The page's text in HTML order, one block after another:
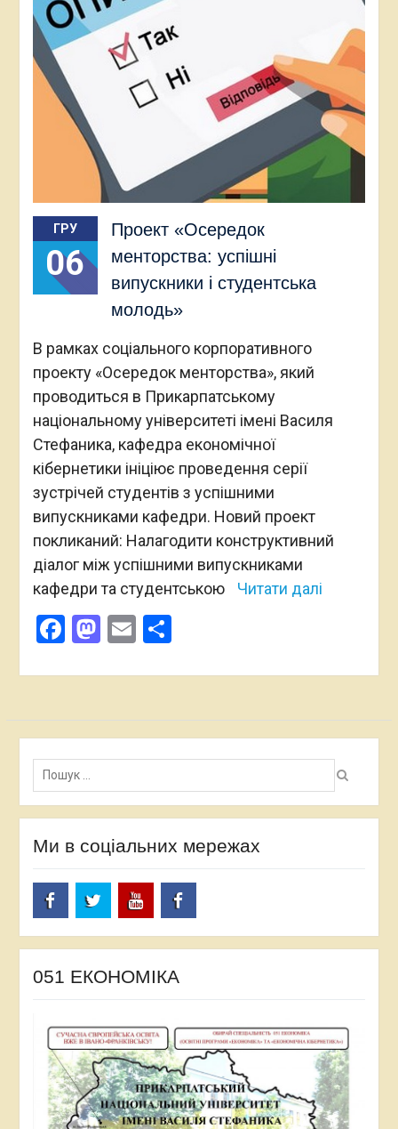
ГРУ
06
Проект «Осередок
менторства: успішні
випускники і студентська
молодь»
В рамках соціального корпоративного
проекту «Осередок менторства», який
проводиться в Прикарпатському
національному університеті імені Василя
Стефаника, кафедра економічної
кібернетики ініціює проведення серії
зустрічей студентів з успішними
випускниками кафедри. Новий проект
покликаний: Налагодити конструктивний
діалог між успішними випускниками
кафедри та студентською
Читати далі
Facebook
Mastodon
EmailПоділитися
Пошук:
Ми в соціальних мережах
051 ЕКОНОМІКА